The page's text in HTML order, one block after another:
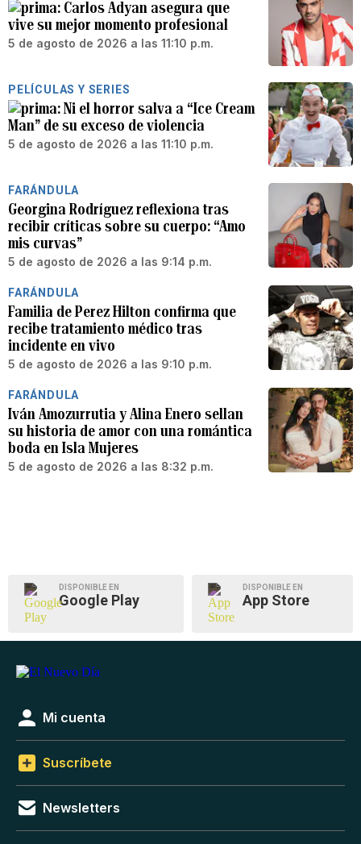
Carlos Adyan asegura que
vive su mejor momento profesional
5 de agosto de 2026 a las 11:10 p.m.
PELÍCULAS Y SERIES
Ni el horror salva a “Ice Cream
Man” de su exceso de violencia
5 de agosto de 2026 a las 11:10 p.m.
FARÁNDULA
Georgina Rodríguez reflexiona tras
recibir críticas sobre su cuerpo: “Amo
mis curvas”
5 de agosto de 2026 a las 9:14 p.m.
FARÁNDULA
Familia de Perez Hilton confirma que
recibe tratamiento médico tras
incidente en vivo
5 de agosto de 2026 a las 9:10 p.m.
FARÁNDULA
Iván Amozurrutia y Alina Enero sellan
su historia de amor con una romántica
boda en Isla Mujeres
5 de agosto de 2026 a las 8:32 p.m.
DISPONIBLE EN
Google Play
DISPONIBLE EN
App Store
Mi cuenta
Suscríbete
Newsletters